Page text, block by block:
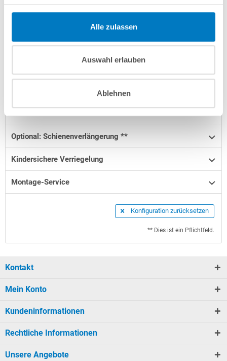
Alle zulassen
Auswahl erlauben
Ablehnen
Optionen/Aufpreise
Optional: Schienenverlängerung **
Kindersichere Verriegelung
Montage-Service
Konfiguration zurücksetzen
** Dies ist ein Pflichtfeld.
Kontakt
Mein Konto
Kundeninformationen
Rechtliche Informationen
Unsere Angebote